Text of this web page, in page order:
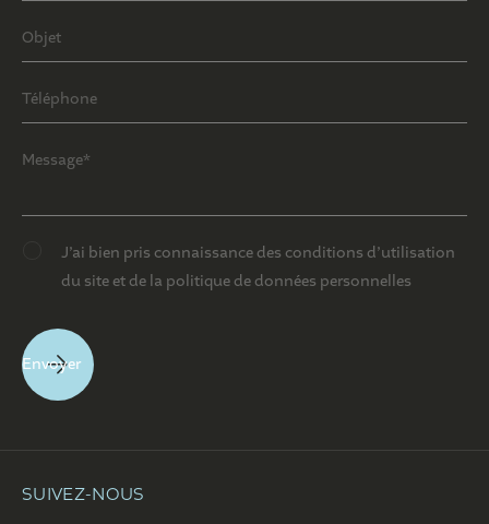
J’ai bien pris connaissance des conditions d’utilisation
du site et de la politique de données personnelles
SUIVEZ-NOUS